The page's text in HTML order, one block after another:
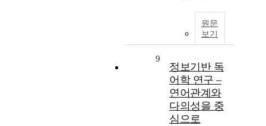
원문
보기
9
정보기반 독
어학 연구 –
연어관계와
다의성을 중
심으로